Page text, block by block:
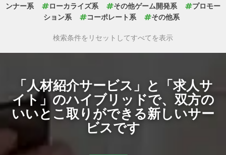
ンナー系
ローカライズ系 その他ゲーム開発系
プロモー
ション系
コーポレート系 その他系
検索条件をリセットしてすべてを表示
「人材紹介サービス」と「求人サ
イト」のハイブリッドで、 双方の
いいとこ取りができる新しいサー
ビスです